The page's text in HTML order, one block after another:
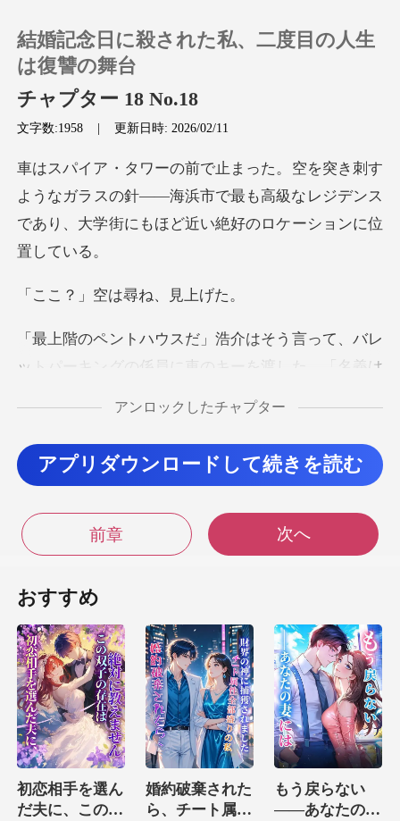
チャージ
閲覧履歴
ログアウトします
検索
結婚記念日に殺された私、二度目の人生
は復讐の舞台
チャプター 18 No.18
文字数:1958 |更新日時: 2026/02/11
なガラスの針――海浜市で最も高級なレジデンス
であり、
空は尋ね、
の係員に車のキーを渡した。「名義は
の
届く窓からは、海浜市の360度パ
アンロックしたチャプター
アプリダウンロードして続きを読む
前章 次へ
おすすめ
初恋相手を選ん
だ夫に、この双
婚約破棄された
ら、チート属性
もう戻らない
――あなたの妻